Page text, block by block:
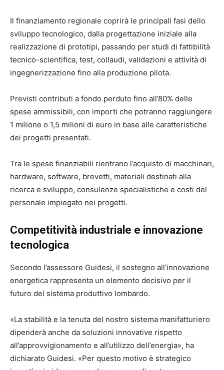
Il finanziamento regionale coprirà le principali fasi dello
sviluppo tecnologico, dalla progettazione iniziale alla
realizzazione di prototipi, passando per studi di fattibilità
tecnico-scientifica, test, collaudi, validazioni e attività di
ingegnerizzazione fino alla produzione pilota.
Previsti contributi a fondo perduto fino all’80% delle
spese ammissibili, con importi che potranno raggiungere
1 milione o 1,5 milioni di euro in base alle caratteristiche
dei progetti presentati.
Tra le spese finanziabili rientrano l’acquisto di macchinari,
hardware, software, brevetti, materiali destinati alla
ricerca e sviluppo, consulenze specialistiche e costi del
personale impiegato nei progetti.
Competitività industriale e innovazione
tecnologica
Secondo l’assessore Guidesi, il sostegno all’innovazione
energetica rappresenta un elemento decisivo per il
futuro del sistema produttivo lombardo.
«La stabilità e la tenuta del nostro sistema manifatturiero
dipenderà anche da soluzioni innovative rispetto
all’approvvigionamento e all’utilizzo dell’energia», ha
dichiarato Guidesi. «Per questo motivo è strategico